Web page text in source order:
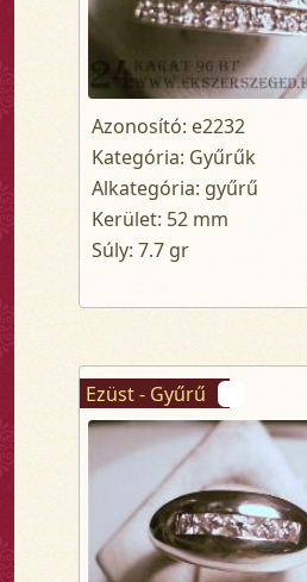
Azonosító: e2232
Kategória: Gyűrűk
Alkategória: gyűrű
Kerület: 52 mm
Súly: 7.7 gr
Ezüst - Gyűrű